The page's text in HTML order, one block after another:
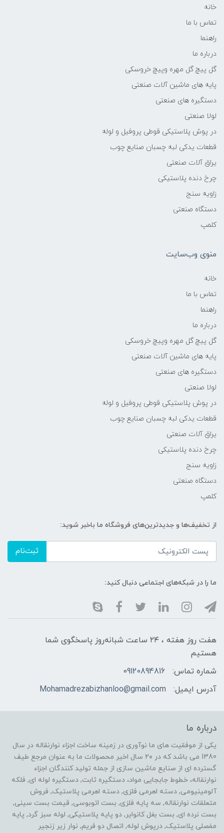
خانه
تماس با ما
راهنما
درباره ما
گل پیچ گل مهره وپیچ خروسکی
پایه های ماشین آلات صنعتی
دستگیره های صنعتی
لولا صنعتی
در پوش پلاستیکی قوطی پروفیل و لوله
قطعات یدکی لبه چسبان صنایع چوب
یراق آلات صنعتی
چرخ دنده پلاستیکی
زاویه سنج
دستگاه صنعتی
کلمپ
منوی وب‌سایت
خانه
تماس با ما
راهنما
درباره ما
گل پیچ گل مهره وپیچ خروسکی
پایه های ماشین آلات صنعتی
دستگیره های صنعتی
لولا صنعتی
در پوش پلاستیکی قوطی پروفیل و لوله
قطعات یدکی لبه چسبان صنایع چوب
یراق آلات صنعتی
چرخ دنده پلاستیکی
زاویه سنج
دستگاه صنعتی
کلمپ
از تخفیف‌ها و جدیدترین‌های فروشگاه ما باخبر شوید:
ثبت‌نام
ما را در شبکه‌های اجتماعی دنبال کنید:
هفت روز هفته ، ۲۴ ساعت شبانه‌روز پاسخگوی شما
هستیم
شماره تماس:
09120894816
آدرس ایمیل:
Mohamadrezabizhanloo@gmail.com
درباره ما
یکی از موفقیت های ما نوآوری در زمینه ساخت اجزاء نوارنقاله در سال
1380 می باشد که در ۲۰ سال اخیر محصولات ما به عنوان مرجع طیف
گسترده ای از صنایع ماشین سازی از جمله تولید کنندگان اجزاء
نوارنقاله، خطوط جابجایی مواد، دستگیره ثابت, دستگیره لوله ای, فلکه
آلومینیومی, دسته اهرمی فلزی, دسته اهرمی پلاستیک, فروش
متعلقات نوارنقاله, سه پایه فلزی, بست اتوبوسی, قیمت بست سینی,
بست نرده ای, بست بغل کانوایر, دو پایه پلاستیکی, لوله سبز گرد, پایه
مفصلی پلاستیک, درپوش لوله, اتصال دو فریم, نوار زیر زنجیر